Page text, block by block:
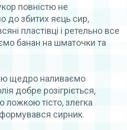
повністю не
до збитих яєць сир,
пластівці і ретельно все
банан на шматочки та
щедро наливаємо
добре розігріється,
тісто, злегка
сирник.